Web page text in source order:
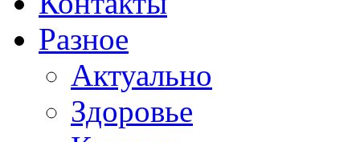
Разное
Актуально
Здоровье